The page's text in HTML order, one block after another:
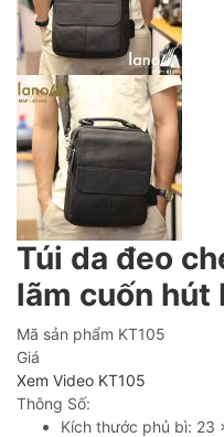
Túi da đeo
lãm cuốn hút
Mã sản phẩm KT105
Giá
Xem Video KT105
Thông Số:
Kích thước phủ bì: 23